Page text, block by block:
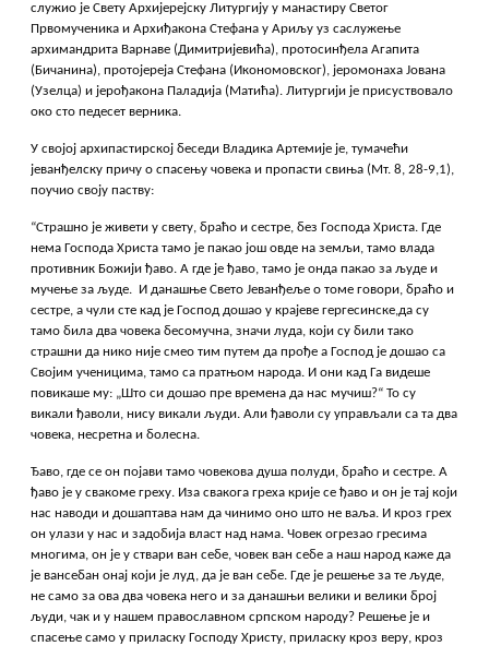
служио је Свету Архијерејску Литургију у манастиру Светог
Првомученика и Архиђакона Стефана у Ариљу уз саслужење
архимандрита Варнаве (Димитријевића), протосинђела Агапита
(Бичанина), протојереја Стефана (Икономовског), јеромонаха Јована
(Узелца) и јерођакона Паладија (Матића). Литургији је присуствовало
око сто педесет верника.
У својој архипастирској беседи Владика Артемије је, тумачећи
јеванђелску причу о спасењу човека и пропасти свиња (Мт. 8, 28-9,1),
поучио своју паству:
“Страшно је живети у свету, браћо и сестре, без Господа Христа. Где
нема Господа Христа тамо је пакао још овде на земљи, тамо влада
противник Божији ђаво. А где је ђаво, тамо је онда пакао за људе и
мучење за људе. И данашње Свето Јеванђеље о томе говори, браћо и
сестре, а чули сте кад је Господ дошао у крајеве гергесинске,да су
тамо била два човека бесомучна, значи луда, који су били тако
страшни да нико није смео тим путем да прође а Господ је дошао са
Својим ученицима, тамо са пратњом народа. И они кад Га видеше
повикаше му: „Што си дошао пре времена да нас мучиш?“ То су
викали ђаволи, нису викали људи. Али ђаволи су управљали са та два
човека, несретна и болесна.
Ђаво, где се он појави тамо човекова душа полуди, браћо и сестре. А
ђаво је у свакоме греху. Иза свакога греха крије се ђаво и он је тај који
нас наводи и дошаптава нам да чинимо оно што не ваља. И кроз грех
он улази у нас и задобија власт над нама. Човек огрезао гресима
многима, он је у ствари ван себе, човек ван себе а наш народ каже да
је вансебан онај који је луд, да је ван себе. Где је решење за те људе,
не само за ова два човека него и за данашњи велики и велики број
људи, чак и у нашем православном српском народу? Решење је и
спасење само у приласку Господу Христу, приласку кроз веру, кроз